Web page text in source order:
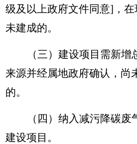
级及以上政府文件同意]，
未建成的。
（三）建设项目需新
来源并经属地政府确认，尚
的。
（四）纳入减污降碳
建设项目。